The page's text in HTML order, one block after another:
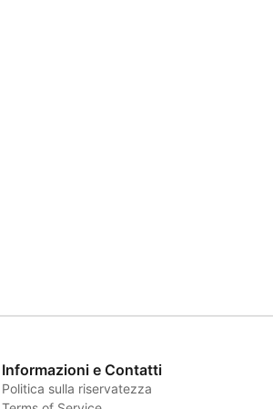
Informazioni e Contatti
Politica sulla riservatezza